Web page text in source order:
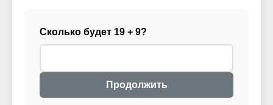
Сколько будет 19 + 9?
Продолжить